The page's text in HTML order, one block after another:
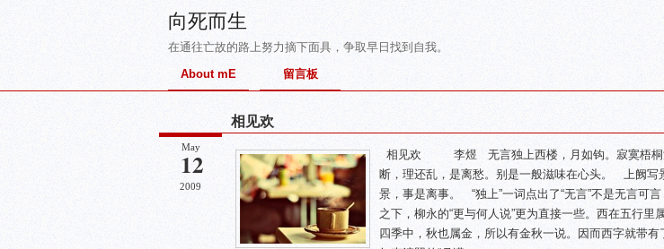
向死而生
在通往亡故的路上努力摘下面具，争取早日找到自我。
About mE 留言板
May
12
2009
相见欢
相见欢 李煜 无言独上西楼，月如钩。寂寞梧桐
断，理还乱，是离愁。别是一般滋味在心头。 上阙写
景，事是离事。 “独上”一词点出了“无言”不是无言可
之下，柳永的“更与何人说”更为直接一些。西在五行里
四季中，秋也属金，所以有金秋一说。因而西字就带